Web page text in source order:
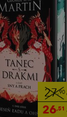
27,90
26,51